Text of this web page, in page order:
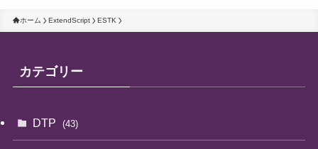
ホーム ExtendScript ESTK
カテゴリー
DTP (43)